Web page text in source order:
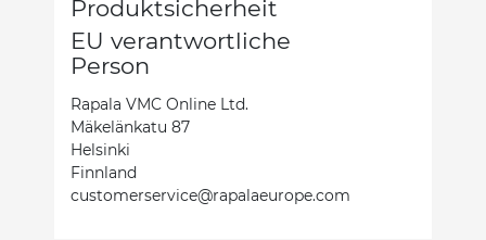
Produktsicherheit
EU verantwortliche
Person
Rapala VMC Online Ltd.
Mäkelänkatu 87
Helsinki
Finnland
customerservice@rapalaeurope.com